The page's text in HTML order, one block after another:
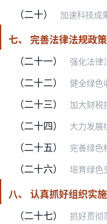
（二十） 加速科技成果转化。积极利用首台（套）重
七、 完善法律法规政
（二十一）
强化法律法规支撑。推动完善促进
（二十二） 健全绿色收费价格机制。完善污水
（二十三） 加大财税扶持力度。继续利用财政
（二十四） 大力发展绿色金融。发展绿色信贷
（二十五） 完善绿色标准、绿色认证体系和统计
（二十六） 培育绿色交易市场机制。进一步健
八、 认真抓好组织实施
（二十七）
抓好贯彻落实。各地区各有关部门要